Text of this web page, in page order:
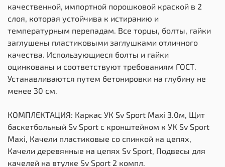
качественной, импортной порошковой краской в 2
слоя, которая устойчива к истиранию и
температурным перепадам. Все торцы, болты, гайки
заглушены пластиковыми заглушками отличного
качества. Использующиеся болты и гайки
оцинкованы и соответствуют требованиям ГОСТ.
Устанавливаются путем бетонировки на глубину не
менее 30 см.
КОМПЛЕКТАЦИЯ: Каркас УК Sv Sport Maxi 3.0м, Щит
баскетбольный Sv Sport c кронштейном к УК Sv Sport
Maхi, Качели пластиковые со спинкой на цепях,
Качели деревянные на цепях Sv Sport, Подвесы для
качелей на втулке Sv Sport 2 компл.